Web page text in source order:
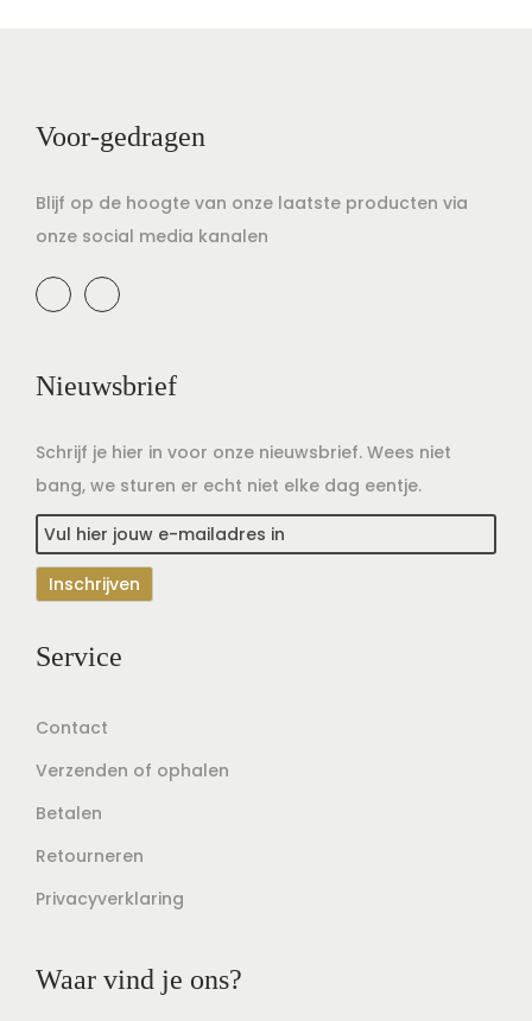
Voor-gedragen
Blijf op de hoogte van onze laatste producten via
onze social media kanalen
Nieuwsbrief
Schrijf je hier in voor onze nieuwsbrief. Wees niet
bang, we sturen er echt niet elke dag eentje.
Service
Contact
Verzenden of ophalen
Betalen
Retourneren
Privacyverklaring
Waar vind je ons?